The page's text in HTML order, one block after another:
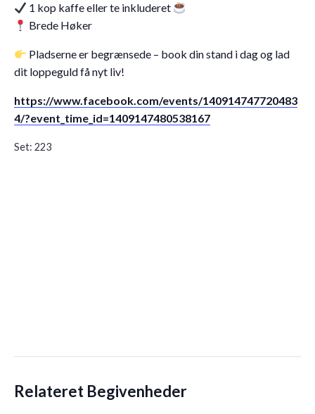
1 kop kaffe eller te inkluderet
Brede Høker
Pladserne er begrænsede – book din stand i dag og lad
dit loppeguld få nyt liv!
https://www.facebook.com/events/140914747720483
4/?event_time_id=1409147480538167
Set: 223
Relateret Begivenheder